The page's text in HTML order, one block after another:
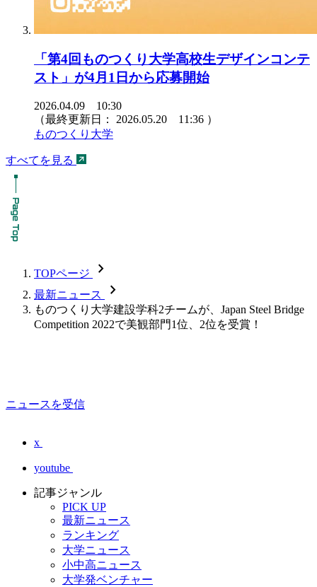
「第4回ものつくり大学高校生デザインコンテ
スト」が4月1日から応募開始
2026.04.09 10:30
（最終更新日： 2026.05.20 11:36 ）
ものつくり大学
すべてを見る
TOPページ chevron_forward
最新ニュース chevron_forward
ものつくり大学建設学科2チームが、Japan Steel Bridge
Competition 2022で美観部門1位、2位を受賞！
ニュースを受信
x
youtube
記事ジャンル
PICK UP
最新ニュース
ランキング
大学ニュース
小中高ニュース
大学発ベンチャー